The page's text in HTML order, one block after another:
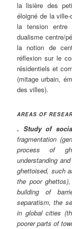
la lisière des
éloigné de la
la tension entre
dualisme centre/
la notion de
réflexion sur le
résidentiels et
(mitage urbain,
des villes).
AREAS OF
. Study of
fragmentation
process of
understanding
ghettoised, such
the poor
building of
separatism, the
in global cities
poorer parts of